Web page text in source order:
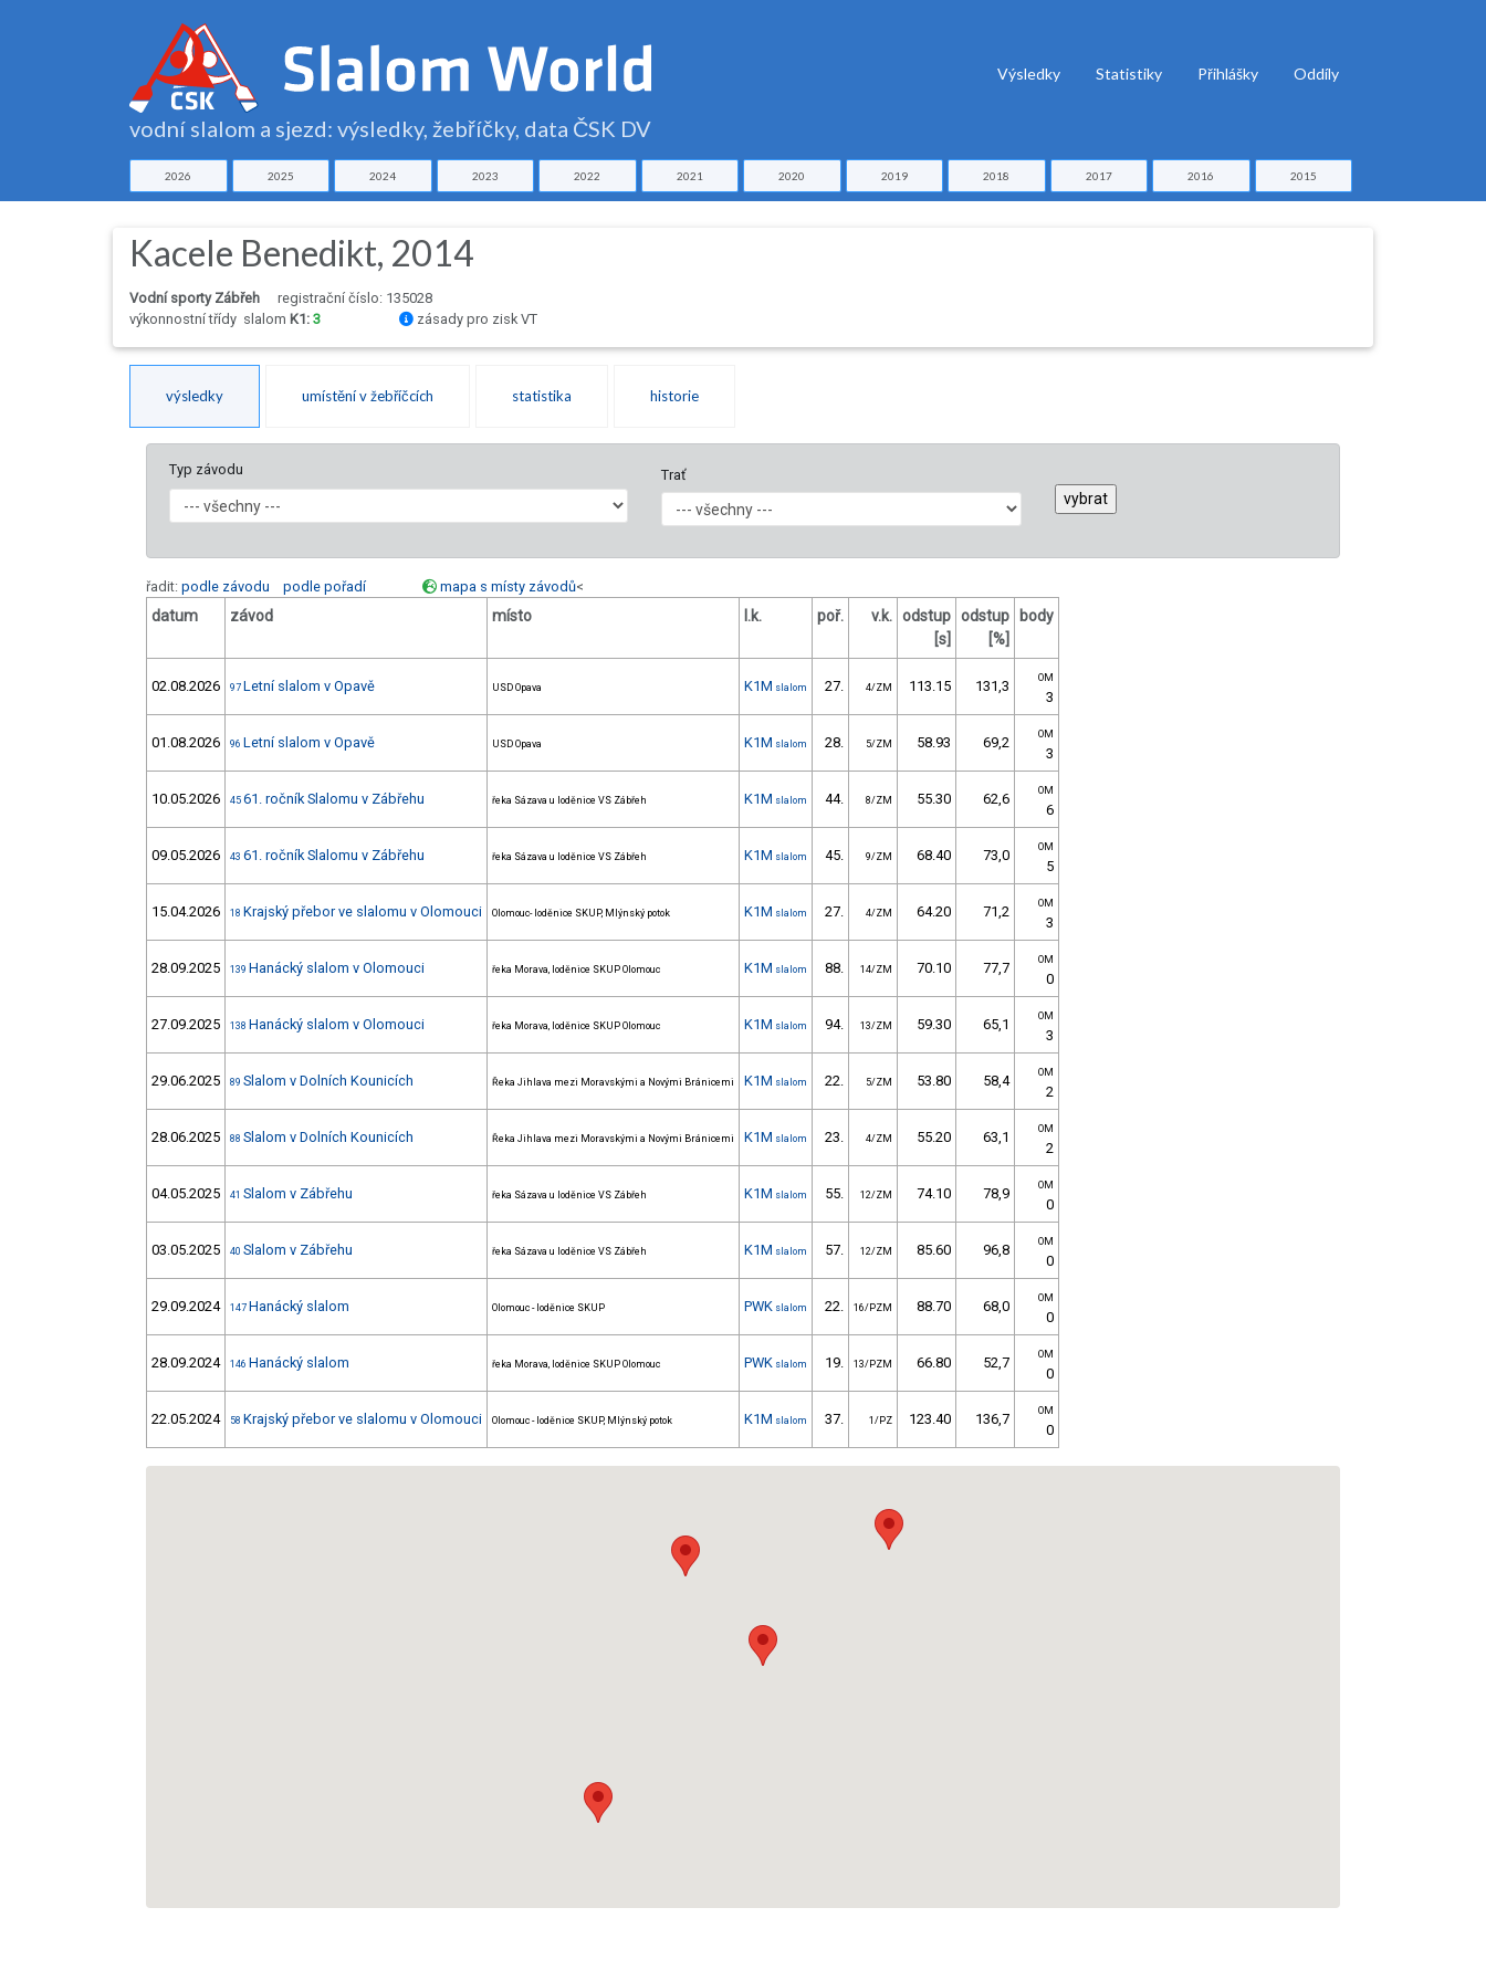
vodní slalom a sjezd: výsledky, žebříčky, data ČSK DV
Výsledky Statistiky Přihlášky Oddíly
2026 2025 2024 2023 2022 2021 2020 2019 2018 2017 2016 2015
Kacele Benedikt, 2014
Vodní sporty Zábřeh
registrační číslo: 135028
výkonnostní třídy slalom K1: 3 zásady pro zisk VT
výsledky umístění v žebříčcích statistika historie
Typ závodu Trať
řadit: podle závodu podle pořadí mapa s místy závodů<
datum závod místo l.k. poř. v.k. odstup
[s]
odstup
[%]
body
02.08.2026 97 Letní slalom v Opavě USD Opava K1M slalom 27. 4/ZM 113.15 131,3 OM
3
01.08.2026 96 Letní slalom v Opavě USD Opava K1M slalom 28. 5/ZM 58.93 69,2 OM
3
10.05.2026 45 61. ročník Slalomu v Zábřehu řeka Sázava u loděnice VS Zábřeh K1M slalom 44. 8/ZM 55.30 62,6 OM
6
09.05.2026 43 61. ročník Slalomu v Zábřehu řeka Sázava u loděnice VS Zábřeh K1M slalom 45. 9/ZM 68.40 73,0 OM
5
15.04.2026 18 Krajský přebor ve slalomu v Olomouci Olomouc- loděnice SKUP, Mlýnský potok K1M slalom 27. 4/ZM 64.20 71,2 OM
3
28.09.2025 139 Hanácký slalom v Olomouci řeka Morava, loděnice SKUP Olomouc K1M slalom 88. 14/ZM 70.10 77,7 OM
0
27.09.2025 138 Hanácký slalom v Olomouci řeka Morava, loděnice SKUP Olomouc K1M slalom 94. 13/ZM 59.30 65,1 OM
3
29.06.2025 89 Slalom v Dolních Kounicích Řeka Jihlava mezi Moravskými a Novými Bránicemi K1M slalom 22. 5/ZM 53.80 58,4 OM
2
28.06.2025 88 Slalom v Dolních Kounicích Řeka Jihlava mezi Moravskými a Novými Bránicemi K1M slalom 23. 4/ZM 55.20 63,1 OM
2
04.05.2025 41 Slalom v Zábřehu řeka Sázava u loděnice VS Zábřeh K1M slalom 55. 12/ZM 74.10 78,9 OM
0
03.05.2025 40 Slalom v Zábřehu řeka Sázava u loděnice VS Zábřeh K1M slalom 57. 12/ZM 85.60 96,8 OM
0
29.09.2024 147 Hanácký slalom Olomouc - loděnice SKUP PWK slalom 22. 16/PZM 88.70 68,0 OM
0
28.09.2024 146 Hanácký slalom řeka Morava, loděnice SKUP Olomouc PWK slalom 19. 13/PZM 66.80 52,7 OM
0
22.05.2024 58 Krajský přebor ve slalomu v Olomouci Olomouc - loděnice SKUP, Mlýnský potok K1M slalom 37. 1/PZ 123.40 136,7 OM
0